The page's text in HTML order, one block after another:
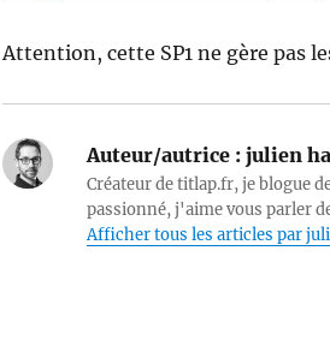
Attention, cette SP1 ne gère pas
Auteur/autrice :julien
Créateur de titlap.fr, je blogue
passionné, j'aime vous parler
Afficher tous les articles par